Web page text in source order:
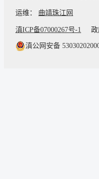
运维： 曲靖珠江网
滇ICP备07000267号-1 政
滇公网安备